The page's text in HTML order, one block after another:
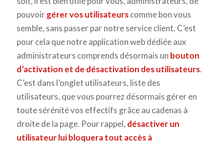
pouvoirgérer vos utilisateurscomme bon vous
semble, sans passer par notre service client. C’est
pour cela que notre application web dédiée aux
administrateurs comprends désormais un bouton
d’activation et de désactivation des utilisateurs.
C’est dans l’onglet utilisateurs, liste des
utilisateurs, que vous pourrez désormais gérer en
toute sérénité vos effectifs grâce au cadenas à
droite de la page. Pour rappel, désactiver un
utilisateur lui bloquera tout accès à